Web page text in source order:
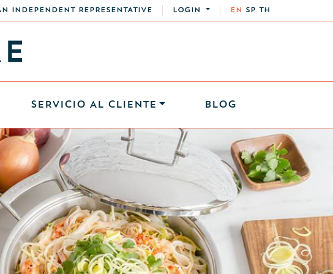
INDEPENDENT REPRESENTATIVE LOGIN EN SP TH
SERVICIO AL CLIENTE BLOG